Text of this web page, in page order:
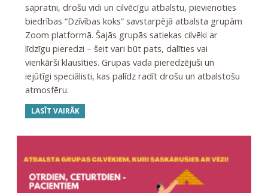
sapratni, drošu vidi un cilvēcīgu atbalstu, pievienoties
biedrības “Dzīvības koks” savstarpējā atbalsta grupām
Zoom platformā. Šajās grupās satiekas cilvēki ar
līdzīgu pieredzi – šeit vari būt pats, dalīties vai
vienkārši klausīties. Grupas vada pieredzējuši un
iejūtīgi speciālisti, kas palīdz radīt drošu un atbalstošu
atmosfēru.
LASĪT VAIRĀK